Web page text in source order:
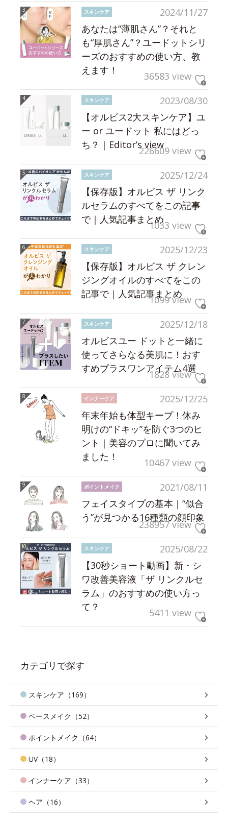
2024/11/27
スキンケア
あなたは“薄肌さん”？それと
も“厚肌さん”？ユードットシリ
ーズのおすすめの使い方、教
えます！
36583 view
2023/08/30
スキンケア
【オルビス2大スキンケア】ユ
ー or ユードット 私にはどっ
ち？｜Editor’s view226609 view
2025/12/24
スキンケア
【保存版】オルビス ザ リンク
ルセラムのすべてをこの記事
で｜人気記事まとめ1033 view
2025/12/23
スキンケア
【保存版】オルビス ザ クレン
ジングオイルのすべてをこの
記事で｜人気記事まとめ
1099 view
2025/12/18
スキンケア
オルビスユー ドットと一緒に
使ってさらなる美肌に！おす
すめプラスワンアイテム4選
1828 view
2025/12/25
インナーケア
年末年始も体型キープ！休み
明けの“ドキッ”を防ぐ3つのヒ
ント｜美容のプロに聞いてみ
ました！
10467 view
2021/08/11
ポイントメイク
フェイスタイプの基本｜“似合
う”が見つかる16種類の顔印象
238957 view
2025/08/22
スキンケア
【30秒ショート動画】新・シ
ワ改善美容液「ザ リンクルセ
ラム」のおすすめの使い方っ
て？
5411 view
カテゴリで探す
スキンケア（169）
ベースメイク（52）
ポイントメイク（64）
UV（18）
インナーケア（33）
ヘア（16）